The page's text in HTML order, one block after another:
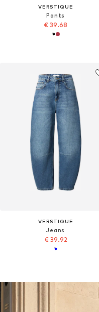
VERSTIQUE
Pants
€ 39.68
VERSTIQUE
Jeans
€ 39.92